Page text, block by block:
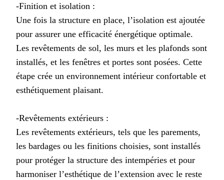
-Finition et isolation :
Une fois la structure en place, l’isolation est ajoutée
pour assurer une efficacité énergétique optimale.
Les revêtements de sol, les murs et les plafonds sont
installés, et les fenêtres et portes sont posées. Cette
étape crée un environnement intérieur confortable et
esthétiquement plaisant.
-Revêtements extérieurs :
Les revêtements extérieurs, tels que les parements,
les bardages ou les finitions choisies, sont installés
pour protéger la structure des intempéries et pour
harmoniser l’esthétique de l’extension avec le reste